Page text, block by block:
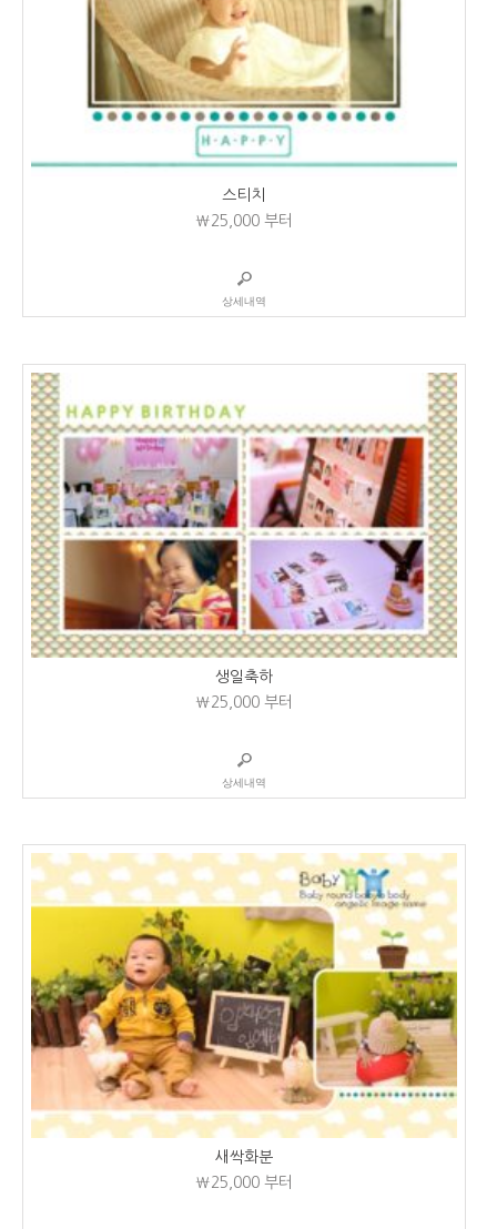
스티치
₩25,000부터
상세내역
생일축하
₩25,000부터
상세내역
새싹화분
₩25,000부터